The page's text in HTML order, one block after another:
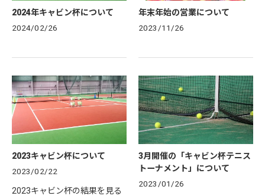
2024年キャビン杯について
2024/02/26
年末年始の営業について
2023/11/26
2023キャビン杯について
2023/02/22
2023キャビン杯の結果を見る
3月開催の「キャビン杯テニス
トーナメント」について
2023/01/26